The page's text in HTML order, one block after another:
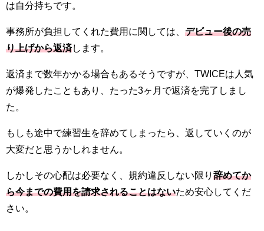
は自分持ちです。
事務所が負担してくれた費用に関しては、 デビュー後の売
り上げから返済します。
返済まで数年かかる場合もあるそうですが、TWICEは人気
が爆発したこともあり、たった3ヶ月で返済を完了しまし
た。
もしも途中で練習生を辞めてしまったら、返していくのが
大変だと思うかしれません。
しかしその心配は必要なく、規約違反しない限り 辞めてか
ら今までの費用を請求されることはないため安心してくだ
さい。